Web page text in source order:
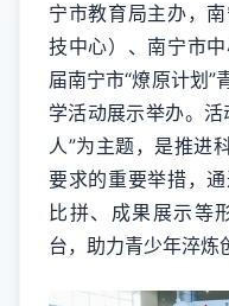
宁市教育局主办，
技中心）、南宁市
届南宁市“燎原计划”
学活动展示举办。
人”为主题，是推进
要求的重要举措，
比拼、成果展示等
台，助力青少年淬炼